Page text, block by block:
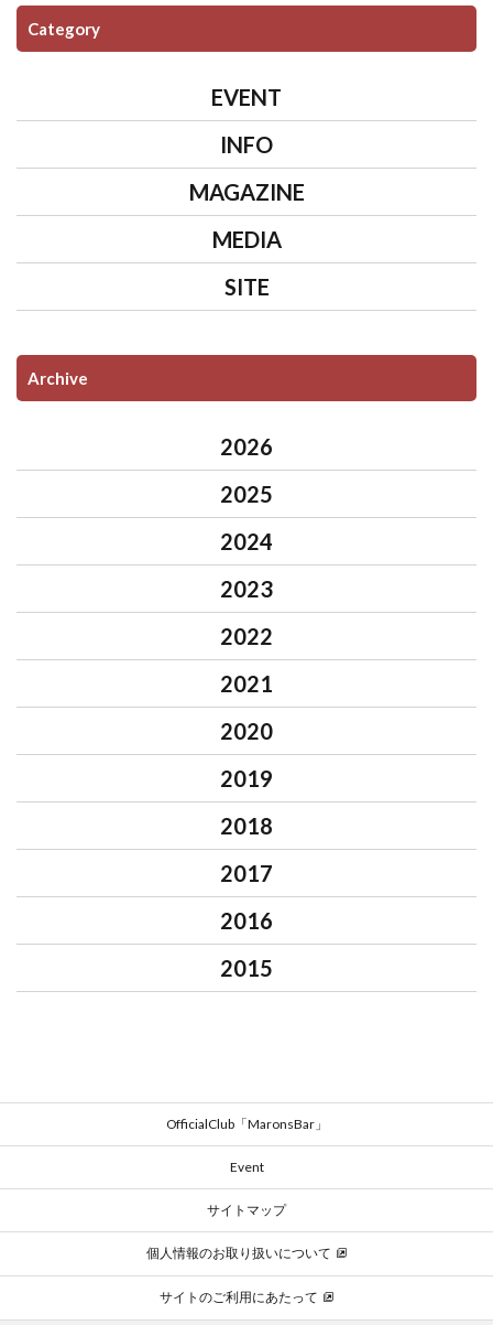
Category
EVENT
INFO
MAGAZINE
MEDIA
SITE
Archive
2026
2025
2024
2023
2022
2021
2020
2019
2018
2017
2016
2015
OfficialClub「MaronsBar」
Event
サイトマップ
個人情報のお取り扱いについて
サイトのご利用にあたって